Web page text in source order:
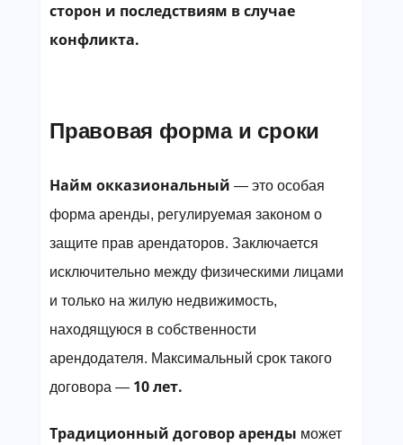
сторон и последствиям в случае
конфликта.
Правовая форма и сроки
Найм окказиональный — это особая
форма аренды, регулируемая законом о
защите прав арендаторов. Заключается
исключительно между физическими лицами
и только на жилую недвижимость,
находящуюся в собственности
арендодателя. Максимальный срок такого
договора — 10 лет.
Традиционный договор аренды может